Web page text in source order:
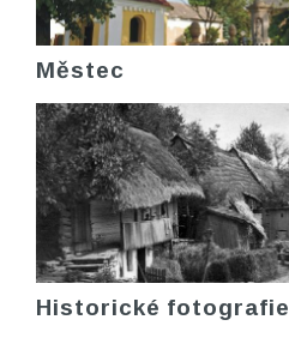
Městec
Historické fotografie